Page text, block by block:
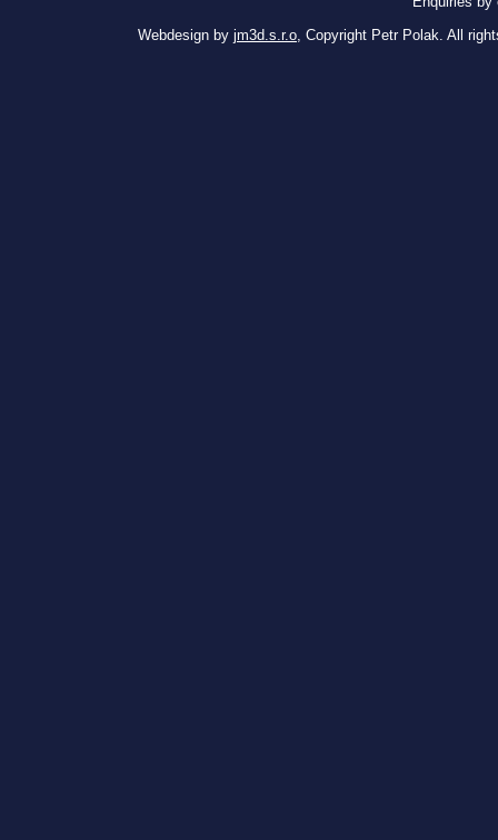
Webdesign by jm3d.s.r.o, Copyright Petr Polak. All